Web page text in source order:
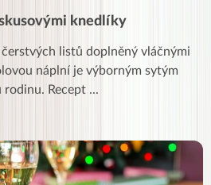
knedlíky
listů doplněný vláčnými
náplní je výborným sytým
rodinu. Recept ...